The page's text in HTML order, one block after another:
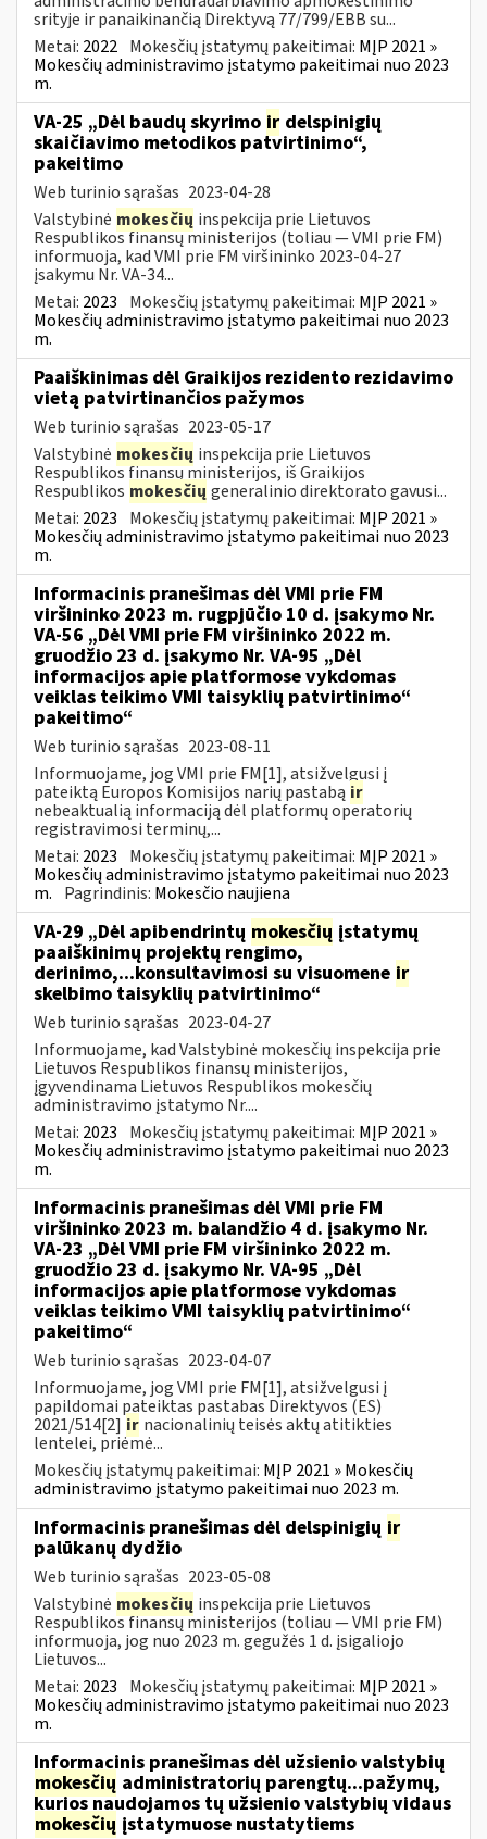
srityje ir panaikinančią Direktyvą 77/799/EBB su...
Metai: 2022 Mokesčių įstatymų pakeitimai: MĮP 2021 »
Mokesčių administravimo įstatymo pakeitimai nuo 2023
m.
VA-25 „Dėl baudų skyrimo ir delspinigių
skaičiavimo metodikos patvirtinimo“,
pakeitimo
Web turinio sąrašas 2023-04-28
Valstybinė mokesčių inspekcija prie Lietuvos
Respublikos finansų ministerijos (toliau ― VMI prie FM)
informuoja, kad VMI prie FM viršininko 2023-04-27
įsakymu Nr. VA-34...
Metai: 2023 Mokesčių įstatymų pakeitimai: MĮP 2021 »
Mokesčių administravimo įstatymo pakeitimai nuo 2023
m.
Paaiškinimas dėl Graikijos rezidento rezidavimo
vietą patvirtinančios pažymos
Web turinio sąrašas 2023-05-17
Valstybinė mokesčių inspekcija prie Lietuvos
Respublikos finansų ministerijos, iš Graikijos
Respublikos mokesčių generalinio direktorato gavusi...
Metai: 2023 Mokesčių įstatymų pakeitimai: MĮP 2021 »
Mokesčių administravimo įstatymo pakeitimai nuo 2023
m.
Informacinis pranešimas dėl VMI prie FM
viršininko 2023 m. rugpjūčio 10 d. įsakymo Nr.
VA-56 „Dėl VMI prie FM viršininko 2022 m.
gruodžio 23 d. įsakymo Nr. VA-95 „Dėl
informacijos apie platformose vykdomas
veiklas teikimo VMI taisyklių patvirtinimo“
pakeitimo“
Web turinio sąrašas 2023-08-11
Informuojame, jog VMI prie FM[1], atsižvelgusi į
pateiktą Europos Komisijos narių pastabą ir
nebeaktualią informaciją dėl platformų operatorių
registravimosi terminų,...
Metai: 2023 Mokesčių įstatymų pakeitimai: MĮP 2021 »
Mokesčių administravimo įstatymo pakeitimai nuo 2023
m. Pagrindinis: Mokesčio naujiena
VA-29 „Dėl apibendrintų mokesčių įstatymų
paaiškinimų projektų rengimo,
derinimo,...konsultavimosi su visuomene ir
skelbimo taisyklių patvirtinimo“
Web turinio sąrašas 2023-04-27
Informuojame, kad Valstybinė mokesčių inspekcija prie
Lietuvos Respublikos finansų ministerijos,
įgyvendinama Lietuvos Respublikos mokesčių
administravimo įstatymo Nr....
Metai: 2023 Mokesčių įstatymų pakeitimai: MĮP 2021 »
Mokesčių administravimo įstatymo pakeitimai nuo 2023
m.
Informacinis pranešimas dėl VMI prie FM
viršininko 2023 m. balandžio 4 d. įsakymo Nr.
VA-23 „Dėl VMI prie FM viršininko 2022 m.
gruodžio 23 d. įsakymo Nr. VA-95 „Dėl
informacijos apie platformose vykdomas
veiklas teikimo VMI taisyklių patvirtinimo“
pakeitimo“
Web turinio sąrašas 2023-04-07
Informuojame, jog VMI prie FM[1], atsižvelgusi į
papildomai pateiktas pastabas Direktyvos (ES)
2021/514[2] ir nacionalinių teisės aktų atitikties
lentelei, priėmė...
Mokesčių įstatymų pakeitimai: MĮP 2021 » Mokesčių
administravimo įstatymo pakeitimai nuo 2023 m.
Informacinis pranešimas dėl delspinigių ir
palūkanų dydžio
Web turinio sąrašas 2023-05-08
Valstybinė mokesčių inspekcija prie Lietuvos
Respublikos finansų ministerijos (toliau — VMI prie FM)
informuoja, jog nuo 2023 m. gegužės 1 d. įsigaliojo
Lietuvos...
Metai: 2023 Mokesčių įstatymų pakeitimai: MĮP 2021 »
Mokesčių administravimo įstatymo pakeitimai nuo 2023
m.
Informacinis pranešimas dėl užsienio valstybių
mokesčių administratorių parengtų...pažymų,
kurios naudojamos tų užsienio valstybių vidaus
mokesčių įstatymuose nustatytiems